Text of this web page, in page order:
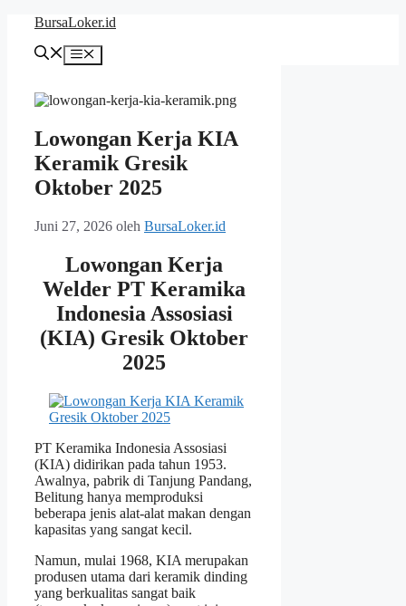
Langsung
BursaLoker.id
Menu
Lowongan Kerja KIA
Keramik Gresik
Oktober 2025
Juni 27, 2026 oleh BursaLoker.id
Lowongan Kerja
Welder PT Keramika
Indonesia Assosiasi
(KIA) Gresik Oktober
2025
PT Keramika Indonesia Assosiasi
(KIA) didirikan pada tahun 1953.
Awalnya, pabrik di Tanjung Pandang,
Belitung hanya memproduksi
beberapa jenis alat-alat makan dengan
kapasitas yang sangat kecil.
Namun, mulai 1968, KIA merupakan
produsen utama dari keramik dinding
yang berkualitas sangat baik